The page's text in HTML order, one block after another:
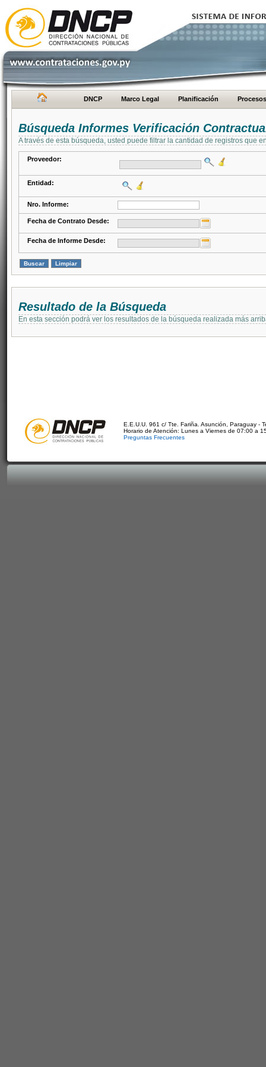
DNCP Marco Legal Planificación Procesos
Búsqueda Informes Verificación
A través de esta búsqueda, usted puede filtrar la cantidad de registros que
Proveedor:
Entidad:
Nro. Informe:
Fecha de Contrato Desde:
Fecha de Informe Desde:
Resultado de la Búsqueda
En esta sección podrá ver los resultados de la búsqueda realizada más
E.E.U.U. 961 c/ Tte. Fariña. Asunción, Paraguay -
Horario de Atención: Lunes a Viernes de 07:00 a
Preguntas Frecuentes